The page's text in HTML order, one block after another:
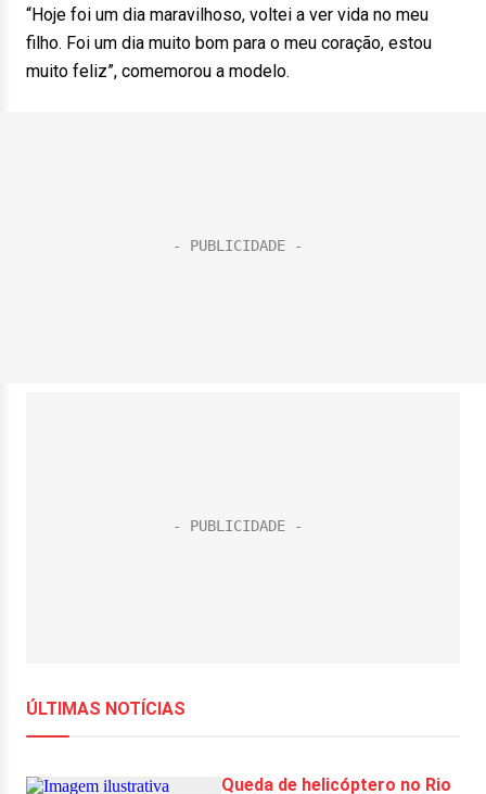
“Hoje foi um dia maravilhoso, voltei a ver vida no meu
filho. Foi um dia muito bom para o meu coração, estou
muito feliz”, comemorou a modelo.